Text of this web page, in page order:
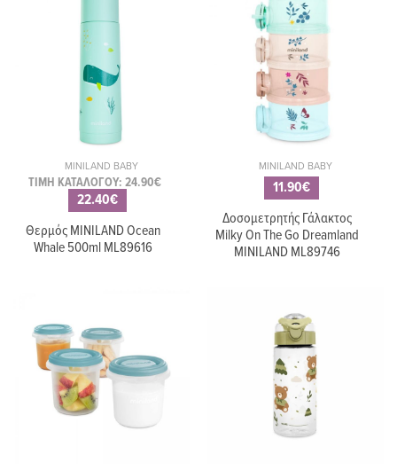
MINILAND BABY
ΤΙΜΗ ΚΑΤΑΛΟΓΟΥ: 24.90€
22.40€
Θερμός MINILAND Ocean
Whale 500ml ML89616
MINILAND BABY
11.90€
Δοσομετρητής Γάλακτος
Milky On The Go Dreamland
MINILAND ML89746